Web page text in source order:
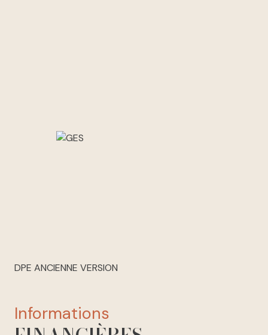
DPE ANCIENNE VERSION
informations